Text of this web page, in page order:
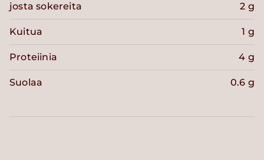
josta sokereita 2 g
Kuitua 1 g
Proteiinia 4 g
Suolaa 0.6 g